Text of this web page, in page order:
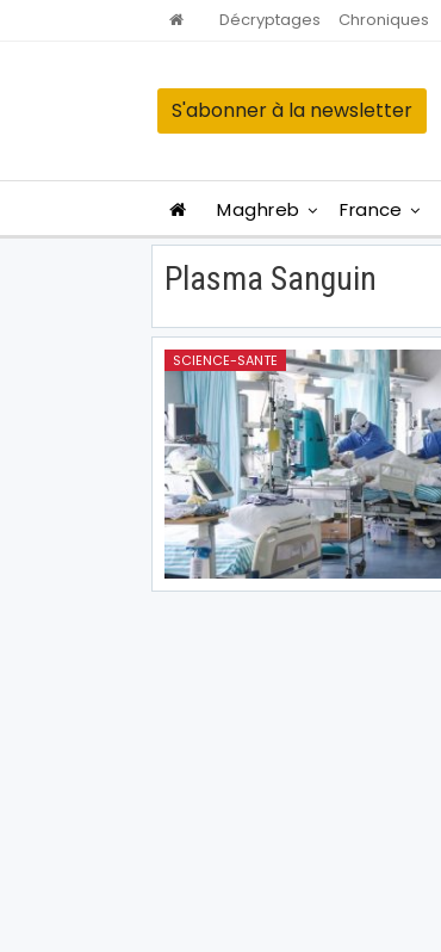
Décryptages Chroniques
S'abonner à la newsletter
Maghreb France
Plasma Sanguin
SCIENCE-SANTE